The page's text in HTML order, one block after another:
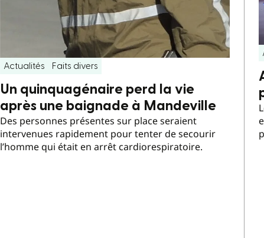
Actualités Faits divers
Un quinquagénaire perd la vie
après une baignade à Mandeville
Des personnes présentes sur place seraient
intervenues rapidement pour tenter de secourir
l’homme qui était en arrêt cardiorespiratoire.